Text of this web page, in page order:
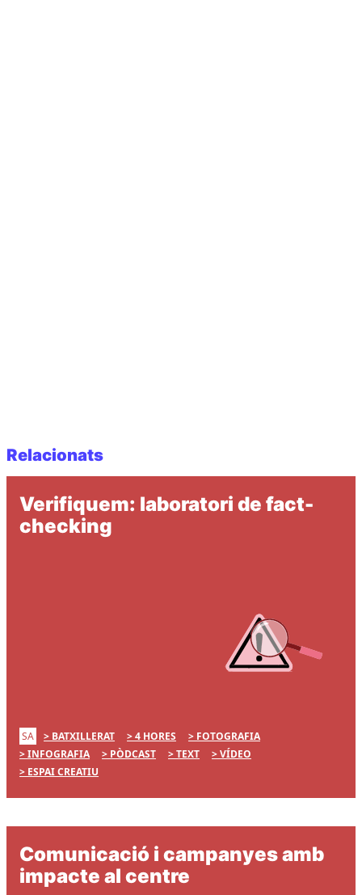
Relacionats
Verifiquem: laboratori de fact-
checking
SA BATXILLERAT 4 HORES
FOTOGRAFIA
INFOGRAFIA
PÒDCAST TEXT
VÍDEO
ESPAI CREATIU
Comunicació i campanyes amb
impacte al centre